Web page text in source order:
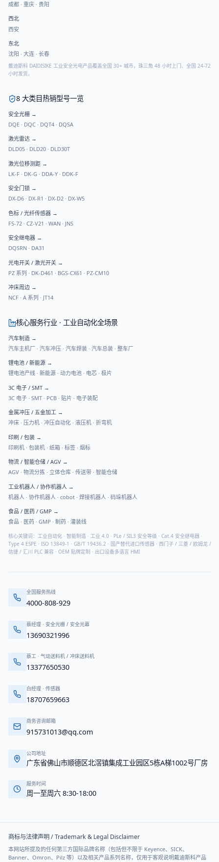
成都· 重庆· 贵阳
西北
西安
东北
沈阳 · 大连· 长春
戴迪斯科 DAIDISIKE 工业安全光电产品覆盖全国 30+ 城市，珠三角 48 小时上门、全国 24-72
小时发货。
8 大类目热销型号一览
安全光栅→
DQE· DQC· DQT4· DQSA
激光雷达→
DLD05· DLD20· DLD30T
激光位移测距→
LK-F· DK-G· DDA-Y· DDK-F
安全门锁 →
DX-D6· DX-R1 · DX-D2· DX-W5
色标 / 光纤传感器→
FS-72· CZ-V21 · WAN· JNS
安全继电器→
DQSRN· DA31
光电开关 / 激光开关→
PZ 系列 · DK-D461 · BGS-CX61 · PZ-CM10
冲床周边→
NCF· A 系列 · JT14
核心服务行业 · 工业自动化全场景
汽车制造→
汽车主机厂 · 汽车冲压 · 汽车焊装 · 汽车总装 · 整车厂
锂电池 / 新能源→
锂电池产线 · 新能源 · 动力电池 · 电芯 · 极片
3C 电子 / SMT→
3C 电子 · SMT · PCB · 贴片 · 电子装配
金属冲压 / 五金加工→
冲床 · 压力机 · 冲压自动化 · 液压机 · 折弯机
印刷 / 包装→
印刷机 · 包装机 · 纸箱 · 标签 · 烟标
物流 / 智能仓储 / AGV→
AGV · 物流分拣 · 立体仓库 · 传送带 · 智能仓储
工业机器人 / 协作机器人 →
机器人 · 协作机器人 · cobot · 焊接机器人 · 码垛机器人
食品 / 医药 / GMP →
食品 · 医药 · GMP · 制药 · 灌装线
核心关键词：工业自动化 · 智能制造 · 工业 4.0 · PLe / SIL3 安全等级 · Cat.4 安全继电器 ·
Type 4 ESPE · ISO 13849-1 · GB/T 19436.2 · 国产替代进口传感器 · 西门子 / 三菱 / 欧姆龙 /
信捷 / 汇川 PLC 兼容 · OEM 贴牌定制 · 出口设备多语言 HMI
全国服务热线
4000-808-929
蔡经理· 安全光栅 / 安全光幕
13690321996
蔡工· 气动送料机 / 冲床送料机
13377650530
白经理· 传感器
18707659663
商务咨询邮箱
915731013@qq.com
公司地址
广东省佛山市顺德区北滘镇集成工业园区5栋A梯1002号厂房
服务时间
周一至周六 8:30-18:00
商标与法律声明 / Trademark & Legal Disclaimer
本网站所提及的任何第三方国际品牌名称（包括但不限于 Keyence、SICK、
Banner、Omron、Pilz 等）以及相关产品系列名称，仅用于客观说明戴迪斯科产品